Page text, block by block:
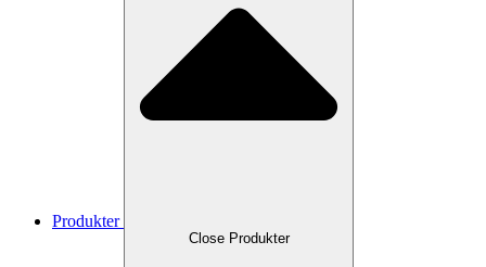
Produkter
Close Produkter